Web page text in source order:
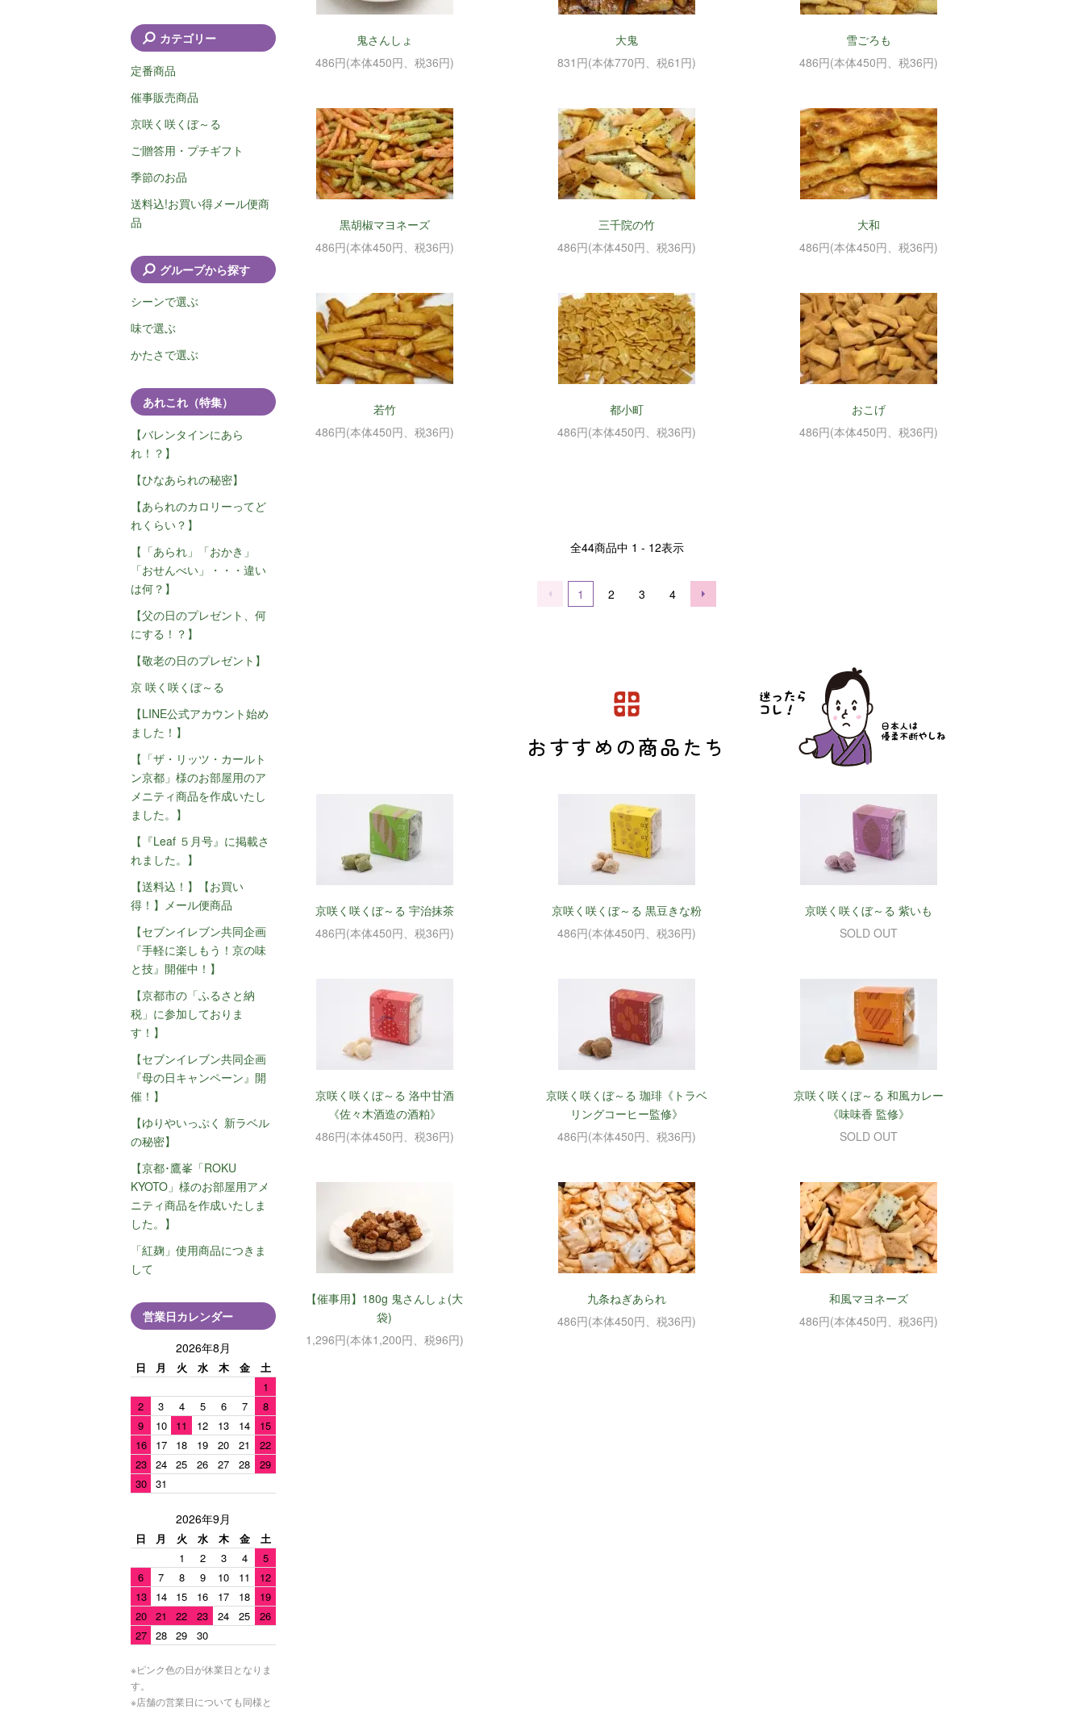
鬼さんしょ
486円(本体450円、税36円)
大鬼
831円(本体770円、税61円)
雪ごろも
486円(本体450円、税36円)
黒胡椒マヨネーズ
486円(本体450円、税36円)
三千院の竹
486円(本体450円、税36円)
大和
486円(本体450円、税36円)
若竹
486円(本体450円、税36円)
都小町
486円(本体450円、税36円)
おこげ
486円(本体450円、税36円)
全44商品中 1 - 12表示
1 2 3 4
おすすめの商品たち
京咲く咲くぼ～る 宇治抹茶
486円(本体450円、税36円)
京咲く咲くぼ～る 黒豆きな粉
486円(本体450円、税36円)
京咲く咲くぼ～る 紫いも
SOLD OUT
京咲く咲くぼ～る 洛中甘酒
《佐々木酒造の酒粕》
486円(本体450円、税36円)
京咲く咲くぼ～る 珈琲《トラベ
リングコーヒー監修》
486円(本体450円、税36円)
京咲く咲くぼ～る 和風カレー
《味味香 監修》
SOLD OUT
【催事用】180g 鬼さんしょ(大
袋)
1,296円(本体1,200円、税96円)
九条ねぎあられ
486円(本体450円、税36円)
和風マヨネーズ
486円(本体450円、税36円)
カテゴリー
定番商品
催事販売商品
京咲く咲くぼ～る
ご贈答用・プチギフト
季節のお品
送料込!お買い得メール便商
品
グループから探す
シーンで選ぶ
味で選ぶ
かたさで選ぶ
あれこれ（特集）
【バレンタインにあら
れ！？】
【ひなあられの秘密】
【あられのカロリーってど
れくらい？】
【「あられ」「おかき」
「おせんべい」・・・違い
は何？】
【父の日のプレゼント、何
にする！？】
【敬老の日のプレゼント】
京 咲く咲くぼ～る
【LINE公式アカウント始め
ました！】
【「ザ・リッツ・カールト
ン京都」様のお部屋用のア
メニティ商品を作成いたし
ました。】
【『Leaf ５月号』に掲載さ
れました。】
【送料込！】【お買い
得！】メール便商品
【セブンイレブン共同企画
『手軽に楽しもう！京の味
と技』開催中！】
【京都市の「ふるさと納
税」に参加しておりま
す！】
【セブンイレブン共同企画
『母の日キャンペーン』開
催！】
【ゆりやいっぷく 新ラベル
の秘密】
【京都･鷹峯「ROKU
KYOTO」様のお部屋用アメ
ニティ商品を作成いたしま
した。】
「紅麹」使用商品につきま
して
営業日カレンダー
2026年8月
日 月 火 水 木 金
土
1
2
3 4 5 6 7
8
9
10 11 12 13 14
15
16
17 18 19 20 21
22
23
24 25 26 27 28
29
30
31
2026年9月
日 月 火 水 木 金
土
1
2 3 4
5
6
7 8 9 10 11
12
13
14 15 16 17 18
19
20
21 22 23 24 25
26
27
28 29 30
※ピンク色の日が休業日となりま
す。
※店舗の営業日についても同様と